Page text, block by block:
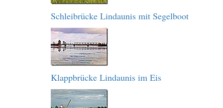
Schleibrücke Lindaunis mit Segelboot
Klappbrücke Lindaunis im Eis